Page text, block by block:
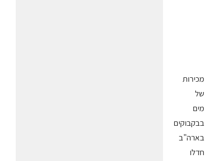
מכירות
של
מים
בבקבוקים
בארה"ב
חדלו